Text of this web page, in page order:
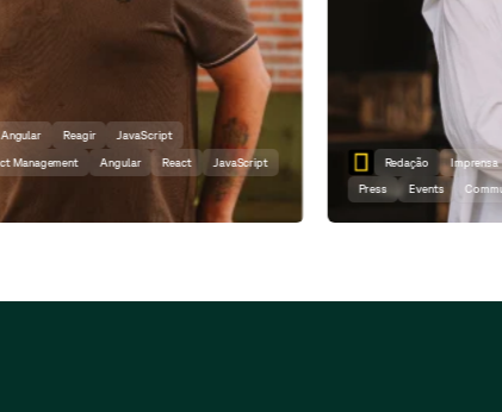
Redação Imprensa Eventos Comunicação
Press